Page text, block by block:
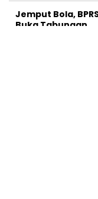
Jemput Bola,
Buka Tabungan